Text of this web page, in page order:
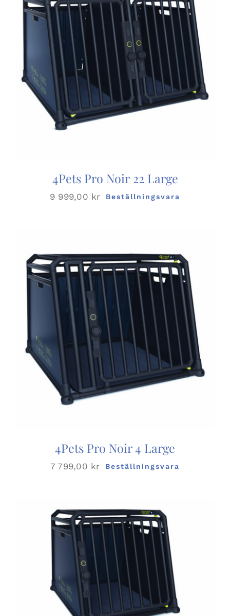
4Pets Pro Noir 22 Large
9 999,00 kr Beställningsvara
4Pets Pro Noir 4 Large
7 799,00 kr Beställningsvara